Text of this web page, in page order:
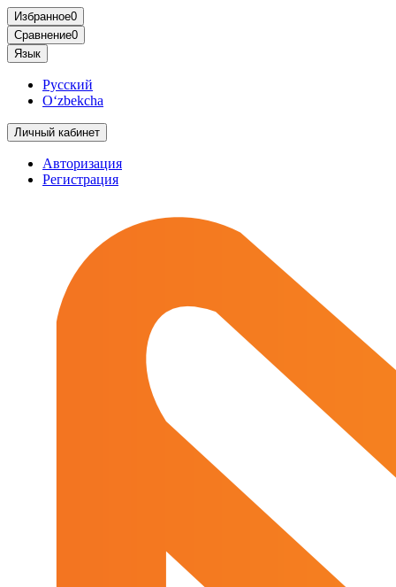
Избранное0
Сравнение0
Язык
Русский
O‘zbekcha
Личный кабинет
Авторизация
Регистрация